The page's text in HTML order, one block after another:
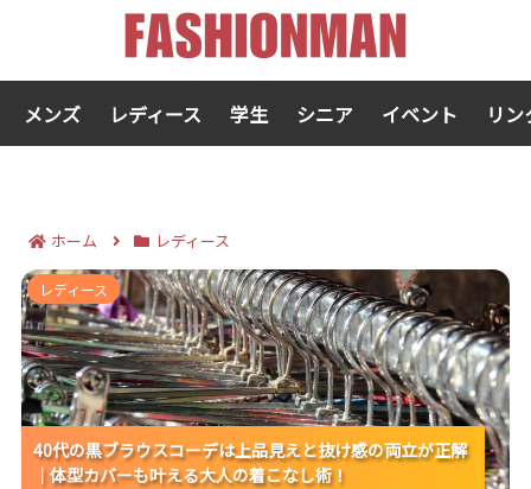
メンズ レディース 学生 シニア イベント リ
ホーム レディース
40代の黒ブラウスコーデは上品見えと抜け感の両立が
正解｜体型カバーも叶える大人の着こなし術！
40代の黒ブラウスコーデは上品見えと抜け感の両立が正解
｜体型カバーも叶える大人の着こなし術！
40代の黒ブラウスコーデは上品見えと抜け感の両立が正解
｜体型カバーも叶える大人の着こなし術！
40代の黒ブラウスコーデは上品見えと抜け感の両立が正解
｜体型カバーも叶える大人の着こなし術！
レディース